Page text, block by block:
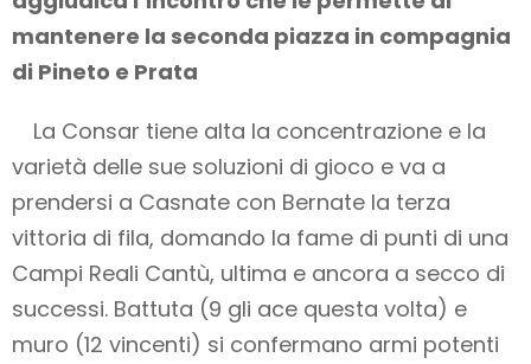
mantenere la seconda piazza in compagnia
di Pineto e Prata
La Consar tiene alta la concentrazione e la
varietà delle sue soluzioni di gioco e va a
prendersi a Casnate con Bernate la terza
vittoria di fila, domando la fame di punti di una
Campi Reali Cantù, ultima e ancora a secco di
successi. Battuta (9 gli ace questa volta) e
muro (12 vincenti) si confermano armi potenti